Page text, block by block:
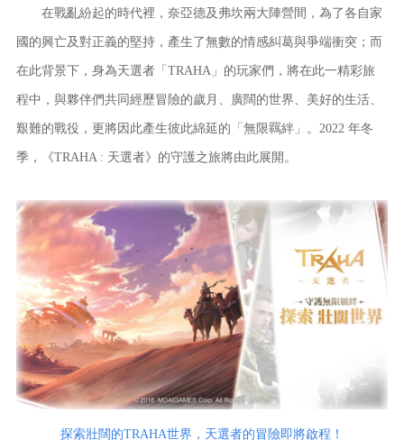
在戰亂紛起的時代裡，奈亞德及弗坎兩大陣營間，為了各自家
國的興亡及對正義的堅持，產生了無數的情感糾葛與爭端衝突；而
在此背景下，身為天選者「TRAHA」的玩家們，將在此一精彩旅
程中，與夥伴們共同經歷冒險的歲月、廣闊的世界、美好的生活、
艱難的戰役，更將因此產生彼此綿延的「無限羈絆」。2022 年冬
季，《TRAHA : 天選者》的守護之旅將由此展開。
探索壯闊的TRAHA世界，天選者的冒險即將啟程！